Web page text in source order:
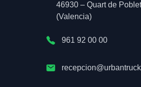
46930 – Quart de Poblet
(Valencia)
961 92 00 00